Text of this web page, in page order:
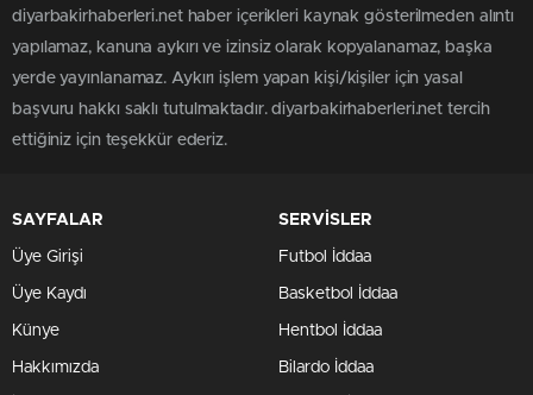
diyarbakirhaberleri.net haber içerikleri kaynak gösterilmeden alıntı
yapılamaz, kanuna aykırı ve izinsiz olarak kopyalanamaz, başka
yerde yayınlanamaz. Aykırı işlem yapan kişi/kişiler için yasal
başvuru hakkı saklı tutulmaktadır. diyarbakirhaberleri.net tercih
ettiğiniz için teşekkür ederiz.
SAYFALAR
Üye Girişi
Üye Kaydı
Künye
Hakkımızda
SERVİSLER
Futbol İddaa
Basketbol İddaa
Hentbol İddaa
Bilardo İddaa